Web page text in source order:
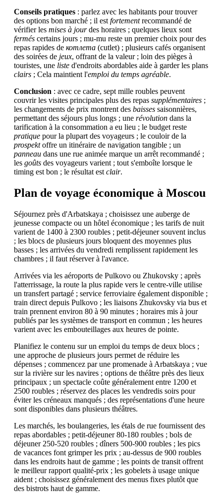
Conseils pratiques : parlez avec les habitants pour trouver
des options bon marché ; il est fortementrecommandé de
vérifier les mises à jourdes horaires ; quelques lieux sont
fermés certains jours ; mu-mu reste un premier choix pour des
repas rapides de котлета (cutlet) ; plusieurs cafés organisent
des soirées de jeux, offrant de la valeur ; loin des pièges à
touristes, une liste d'endroits abordables aide à garder les plans
clairs ; Cela maintient l'emploi du temps agréable.
Conclusion : avec ce cadre, sept mille roubles peuvent
couvrir les visites principales plus des repas supplémentaires ;
les changements de prix montrent des baisses saisonnières,
permettant des séjours plus longs ; une révolution dans la
tarification à la consommation a eu lieu ; le budget reste
pratique pour la plupart des voyageurs ; le couloir de la
prospektoffre un itinéraire de navigation tangible ; un
panneau dans une rue animée marque un arrêt recommandé ;
les goûts des voyageurs varient ; tout s'emboîte lorsque le
timing est bon ; le résultat est clair.
Plan de voyage économique à Moscou
Séjournez près d'Arbatskaya ; choisissez une auberge de
jeunesse compacte ou un hôtel économique ; les tarifs de nuit
varient de 1400 à 2300 roubles ; petit-déjeuner souvent inclus
; les blocs de plusieurs jours bloquent des moyennes plus
basses ; les arrivées du vendredi remplissent rapidement les
chambres ; il faut réserver à l'avance.
Arrivées via les aéroports de Pulkovo ou Zhukovsky ; après
l'atterrissage, la route la plus rapide vers le centre-ville utilise
un transfert partagé ; service ferroviaire également disponible ;
train direct depuis Pulkovo ; les liaisons Zhukovsky via bus et
train prennent environ 80 à 90 minutes ; horaires mis à jour
publiés par les systèmes de transport en commun ; les heures
varient avec les embouteillages aux heures de pointe.
Planifiez le contenu sur un emploi du temps de deux blocs ;
une approche de plusieurs jours permet de réduire les
dépenses ; commencez par une promenade à Arbatskaya ; vue
sur la rivière sur les navires ; options de théâtre près des lieux
principaux ; un spectacle coûte généralement entre 1200 et
2500 roubles ; réservez des places les vendredis soirs pour
éviter les créneaux manqués ; des représentations d'une heure
sont disponibles dans plusieurs théâtres.
Les marchés, les boulangeries, les étals de rue fournissent des
repas abordables ; petit-déjeuner 80-180 roubles ; bols de
déjeuner 250-520 roubles ; dîners 500-900 roubles ; les pics
de vacances font grimper les prix ; au-dessus de 900 roubles
dans les endroits haut de gamme ; les points de transit offrent
le meilleur rapport qualité-prix ; les gobelets à usage unique
aident ; choisissez généralement des menus fixes plutôt que
des bistrots haut de gamme.